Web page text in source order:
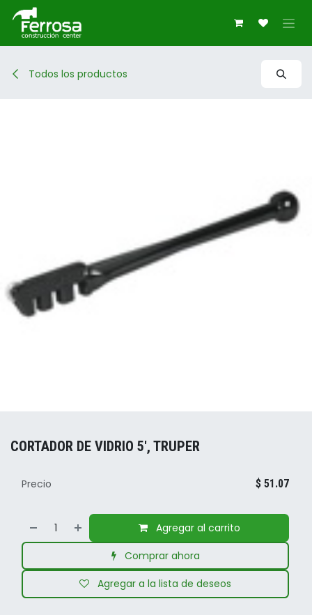
Ir al contenido
Todos los productos
CORTADOR DE VIDRIO 5', TRUPER
Agregar al carrito
Comprar ahora
Agregar a la lista de deseos
Precio $ 51.07